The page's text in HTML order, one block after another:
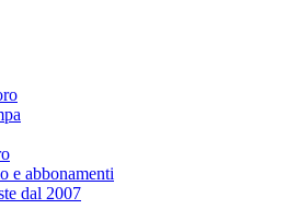
e abbonamenti
dal 2007